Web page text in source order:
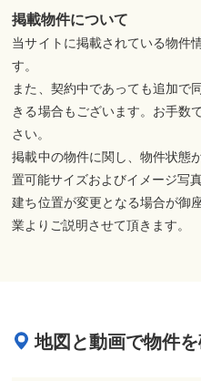
掲載物件について
当サイトに掲載されている物件
す。
また、契約中であっても追加で
きる場合もございます。お手数
さい。
掲載中の物件に関し、物件状態
置可能サイズおよびイメージ写
建ち位置が変更となる場合が御
業よりご説明させて頂きます。
地図と動画で物件